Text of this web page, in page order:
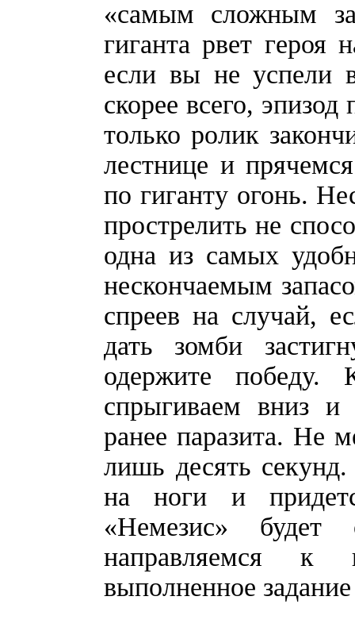
«самым сложным
гиганта рвет героя
если вы не успели
скорее всего,
только ролик
лестнице и
по гиганту огонь.
прострелить не
одна из самых
нескончаемым
спреев на случай,
дать зомби
одержите победу.
спрыгиваем вниз и
ранее паразита. Не
лишь десять
на ноги и
«Немезис»
направляемся
выполненное